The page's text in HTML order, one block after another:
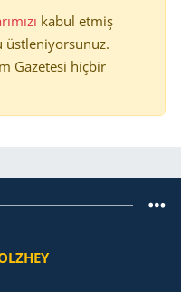
kabul etmiş
Gazetesi hiçbir